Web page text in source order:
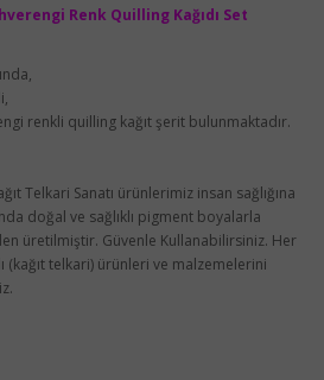
Renk Quilling Kağıdı Set
renkli quilling kağıt şerit bulunmaktadır.
Telkari Sanatı ürünlerimiz insan sağlığına
doğal ve sağlıklı pigment boyalarla
üretilmiştir. Güvenle Kullanabilirsiniz. Her
(kağıt telkari) ürünleri ve malzemelerini